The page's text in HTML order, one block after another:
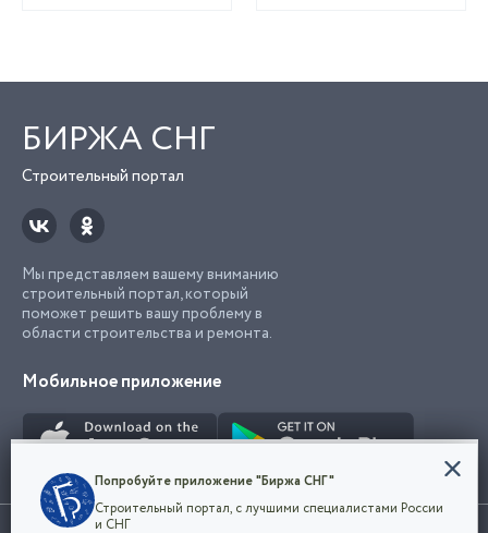
БИРЖА СНГ
Строительный портал
Мы представляем вашему вниманию
строительный портал, который
поможет решить вашу проблему в
области строительства и ремонта.
Мобильное приложение
Использование сайта, в том числе подача объявлений, означает
Конфиденциальность
Мы используем файлы cookie, чтобы сделать
наш сайт удобным для каждого
Попробуйте приложение "Биржа СНГ"
Строительный портал, с лучшими специалистами России
и СНГ